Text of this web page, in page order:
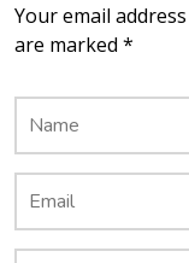
Your email
are marked *